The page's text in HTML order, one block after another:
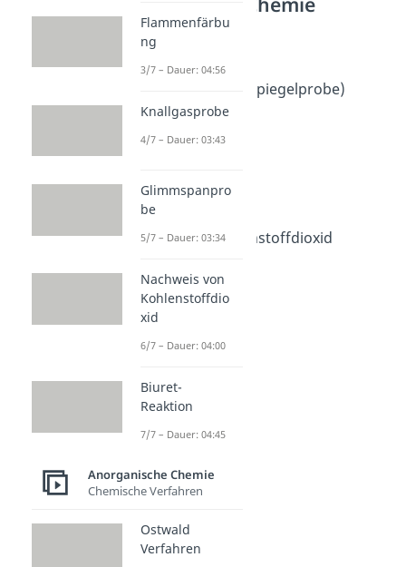
Nachweisreaktionen
Fehling Probe
Dauer: 04:28
Tollensprobe (Silberspiegelprobe)
Dauer: 04:24
Dauer: 04:56
Dauer: 03:43
Glimmspanprobe
Dauer: 03:34
Nachweis von Kohlenstoffdioxid
Biuret-Reaktion
Dauer: 04:45
Flammenfärbu
ng
3/7 – Dauer: 04:56
Knallgasprobe
4/7 – Dauer: 03:43
Glimmspanpro
be
5/7 – Dauer: 03:34
Nachweis von
Kohlenstoffdio
xid
6/7 – Dauer: 04:00
Biuret-
Reaktion
7/7 – Dauer: 04:45
Anorganische Chemie
Chemische Verfahren
Ostwald
Verfahren